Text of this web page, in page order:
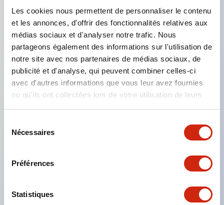
Les cookies nous permettent de personnaliser le contenu
et les annonces, d'offrir des fonctionnalités relatives aux
médias sociaux et d'analyser notre trafic. Nous
partageons également des informations sur l'utilisation de
notre site avec nos partenaires de médias sociaux, de
publicité et d'analyse, qui peuvent combiner celles-ci
avec d'autres informations que vous leur avez fournies
ou qu'ils ont collectées lors de votre utilisation de leurs
Nécessaires
Préférences
Statistiques
Caractéristiques clés
Applicable dans les atmosphères potentiellement
explosives
Classé Classe I, Zone 1
Homologations mondiales (UL, ATEX, CE)
Interrupteurs sélecteurs disponibles avec levier ou
Bornes à vis sécurisées contre les contacts